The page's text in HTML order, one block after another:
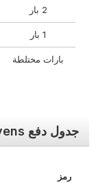
بارات مختلطة
جدول دفع Blazing Sevens — رهان 2 عملة معدنية
رمز